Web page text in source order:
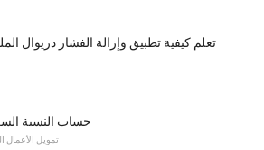
تعلم كيفية تطبيق وإزالة الفشار دريوال
حساب النسبة
تمويل الأعمال